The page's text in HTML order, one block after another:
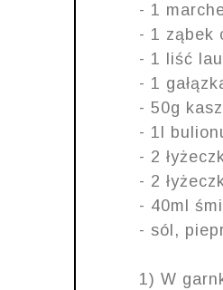
- 1
- 1 ząbek
- 1 liść
- 1
- 50g
- 1l
- 2
- 2
- 40ml
- sól,
1) W